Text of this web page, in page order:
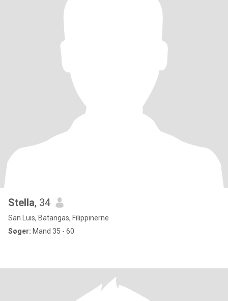
Stella, 34
San Luis, Batangas, Filippinerne
Søger: Mand 35 - 60